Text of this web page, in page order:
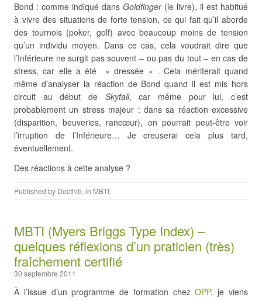
Bond : comme indiqué dans Goldfinger(le livre), il est habitué
à vivre des situations de forte tension, ce qui fait qu’il aborde
des tournois (poker, golf) avec beaucoup moins de tension
qu’un individu moyen. Dans ce cas, cela voudrait dire que
l’Inférieure ne surgit pas souvent – ou pas du tout – en cas de
stress, car elle a été » dressée « . Cela mériterait quand
même d’analyser la réaction de Bond quand il est mis hors
circuit au début de Skyfall, car même pour lui, c’est
probablement un stress majeur : dans sa réaction excessive
(disparition, beuveries, rancœur), on pourrait peut-être voir
l’irruption de l’Inférieure… Je creuserai cela plus tard,
éventuellement.
Des réactions à cette analyse ?
Published by Docthib, in MBTI.
MBTI (Myers Briggs Type Index) –
quelques réflexions d’un praticien (très)
fraîchement certifié
30 septembre 2011
À l’issue d’un programme de formation chezOPP, je viens